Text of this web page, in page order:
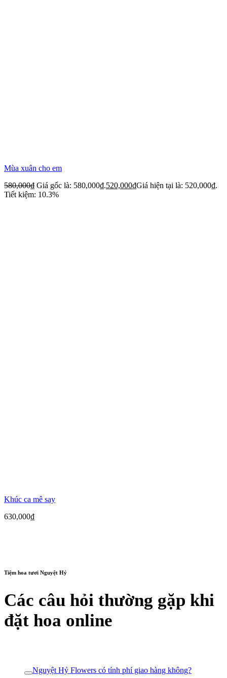
Mùa xuân cho em
580,000₫ Giá gốc là: 580,000₫.520,000₫Giá hiện tại là: 520,000₫.
Tiết kiệm: 10.3%
Khúc ca mê say
630,000₫
Tiệm hoa tươi Nguyệt Hỷ
Các câu hỏi thường gặp khi
đặt hoa online
Nguyệt Hỷ Flowers có tính phí giao hàng không?